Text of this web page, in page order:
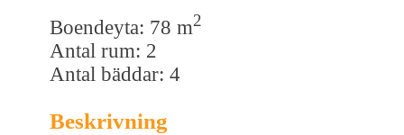
Boendeyta: 78 m2
Antal rum: 2
Antal bäddar: 4
Beskrivning